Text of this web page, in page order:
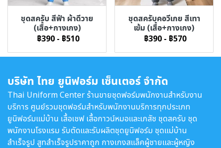
ชุดสครับ สีฟ้า ผ้าดีวาย
(เสื้อ+กางเกง)
฿390 - ฿510
ชุดสครับคอวีเกย สีเทา
เข้ม (เสื้อ+กางเกง)
฿390 - ฿570
บริษัท ไทย ยูนิฟอร์ม เซ็นเตอร์ จำกัด
Thai Uniform Center ร้านขายชุดฟอร์มพนักงานสำหรับงาน
บริการ ศูนย์รวมชุดฟอร์มสำหรับพนักงานบริการทุกประเภท
ยูนิฟอร์มแม่บ้าน เสื้อเชฟ เสื้อกาวน์หมอและเภสัช ชุดสครับ ชุด
พนักงานโรงแรม รับตัดและรับผลิตชุดยูนิฟอร์ม ชุดแม่บ้าน
สำเร็จรูป สูทสำเร็จรูปราคาถูก กางเกงสแล็คผู้ชายและผู้หญิง